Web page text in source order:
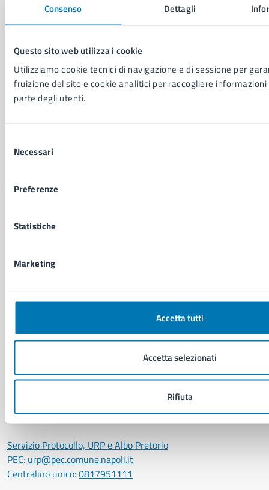
Consenso Dettagli
Questo sito web utilizza i cookie
Utilizziamo cookie tecnici di navigazione e di sessione per
fruizione del sito e cookie analitici per raccogliere
parte degli utenti.
delNecessari
Preferenze
Statistiche
Marketing
Accetta tutti
Accetta selezionati
Rifiuta
Educazione e formazione
Giustizia e sicurezza pubblica
Salute, benessere e assistenza
Servizi Cimiteriali
Vita lavorativa
Avvisi
Comunicati stampa della Giunta Comunale
Comunicati stampa del Consiglio Comunale
Luoghi
Eventi
Comune di Napoli
Palazzo San Giacomo, Piazza Municipio - 80133
LEI: 8156007FF4DEB97ABA09
Servizio Protocollo, URP e Albo Pretorio
PEC: urp@pec.comune.napoli.it
Centralino unico:0817951111